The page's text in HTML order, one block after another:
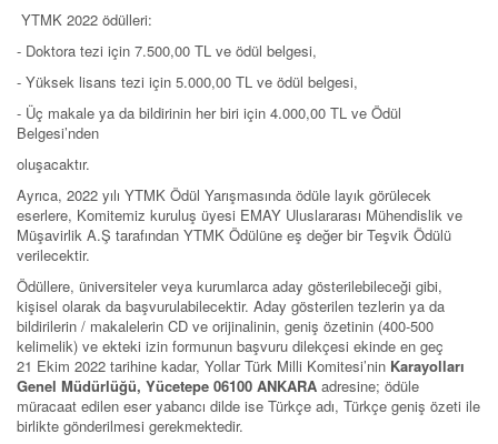
YTMK 2022 ödülleri:
- Doktora tezi için 7.500,00 TL ve ödül belgesi,
- Yüksek lisans tezi için 5.000,00 TL ve ödül belgesi,
- Üç makale ya da bildirinin her biri için 4.000,00 TL ve Ödül
Belgesi’nden
oluşacaktır.
Ayrıca, 2022 yılı YTMK Ödül Yarışmasında ödüle layık görülecek
eserlere, Komitemiz kuruluş üyesi EMAY Uluslararası Mühendislik ve
Müşavirlik A.Ş tarafından YTMK Ödülüne eş değer bir Teşvik Ödülü
verilecektir.
Ödüllere, üniversiteler veya kurumlarca aday gösterilebileceği gibi,
kişisel olarak da başvurulabilecektir. Aday gösterilen tezlerin ya da
bildirilerin / makalelerin CD ve orijinalinin, geniş özetinin (400-500
kelimelik) ve ekteki izin formunun başvuru dilekçesi ekinde en geç
21 Ekim 2022 tarihine kadar, Yollar Türk Milli Komitesi’nin Karayolları
Genel Müdürlüğü, Yücetepe 06100 ANKARA adresine; ödüle
müracaat edilen eser yabancı dilde ise Türkçe adı, Türkçe geniş özeti ile
birlikte gönderilmesi gerekmektedir.